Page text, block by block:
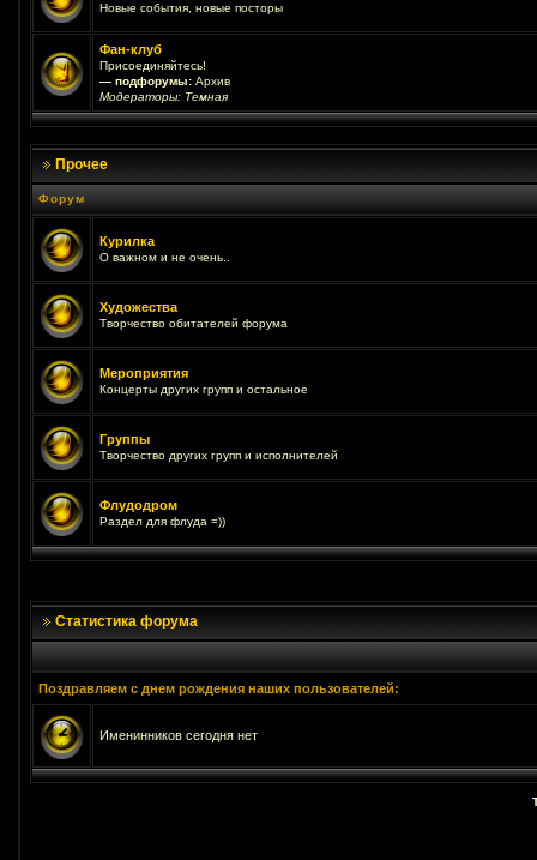
Новые события, новые посторы
Фан-клуб
Присоединяйтесь!
— подфорумы: Архив
Модераторы: Темная
Прочее
Форум
Курилка
О важном и не очень..
Художества
Творчество обитателей форума
Мероприятия
Концерты других групп и остальное
Группы
Творчество других групп и исполнителей
Флудодром
Раздел для флуда =))
Статистика форума
Поздравляем с днем рождения наших пользователей:
Именинников сегодня нет